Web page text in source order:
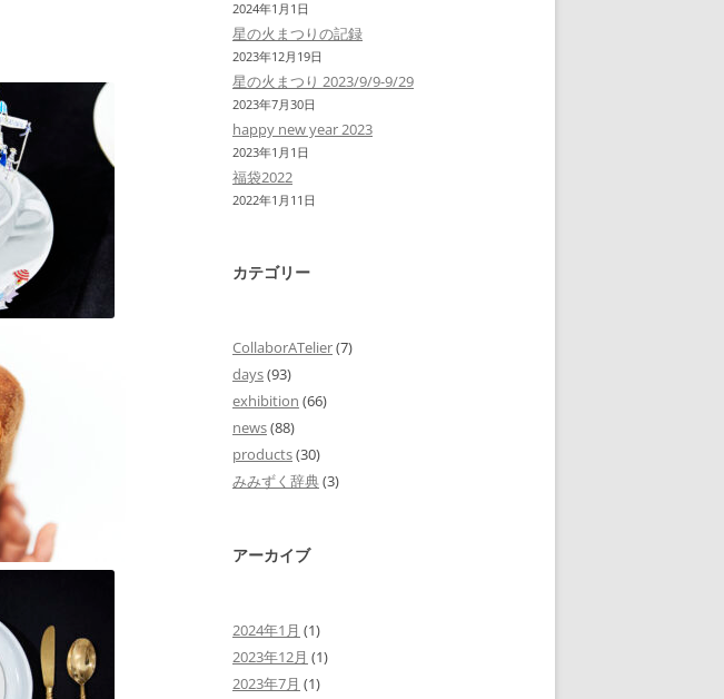
2024年1月1日
星の火まつりの記録
2023年12月19日
星の火まつり 2023/9/9-9/29
2023年7月30日
happy new year 2023
2023年1月1日
福袋2022
2022年1月11日
カテゴリー
CollaborATelier(7)
days(93)
exhibition (66)
news(88)
products(30)
みみずく辞典(3)
アーカイブ
2024年1月 (1)
2023年12月 (1)
2023年7月 (1)